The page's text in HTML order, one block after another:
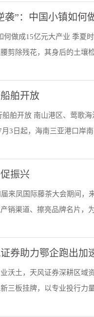
袭”：中国小镇如何
何做成15亿元大产业 季夏
剪除残花，其身后的土壤
舶开放
舶开放 南山港区、莺歌
3日起，海南三亚港口岸
振兴
来凤国际藤茶大会期间
销渠道、擦亮品牌名片，
券助力鄂企跑出加
沃土，天风证券深耕区域
三板挂牌，以专业投行力